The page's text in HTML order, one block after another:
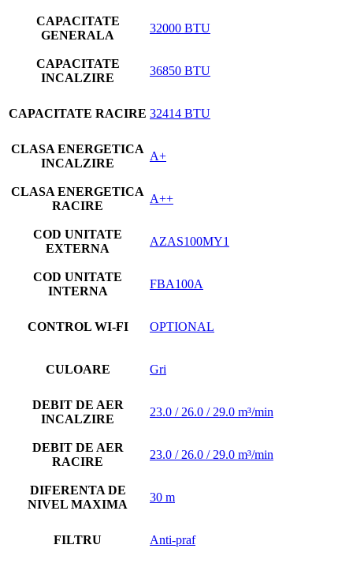
CAPACITATE
GENERALA
32000 BTU
CAPACITATE
INCALZIRE
36850 BTU
CAPACITATE RACIRE 32414 BTU
CLASA ENERGETICA
INCALZIRE
A+
CLASA ENERGETICA
RACIRE
A++
COD UNITATE
EXTERNA
AZAS100MY1
COD UNITATE
INTERNA
FBA100A
CONTROL WI-FI OPTIONAL
CULOARE Gri
DEBIT DE AER
INCALZIRE
23.0 / 26.0 / 29.0 m³/min
DEBIT DE AER
RACIRE
23.0 / 26.0 / 29.0 m³/min
DIFERENTA DE
NIVEL MAXIMA
30 m
FILTRU Anti-praf